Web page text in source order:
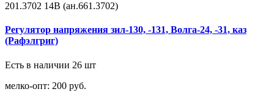
201.3702 14В (ан.661.3702)
Регулятор напряжения зил-130, -131, Волга-24, -31, каз
(Рафэлгриг)
Есть в наличии 26 шт
мелко-опт: 200 руб.